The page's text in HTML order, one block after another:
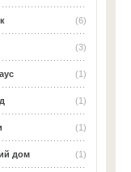
(6)
(3)
(1)
(1)
(1)
(1)
дом